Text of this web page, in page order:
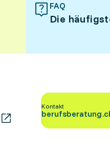
FAQ
Die
Kontakt